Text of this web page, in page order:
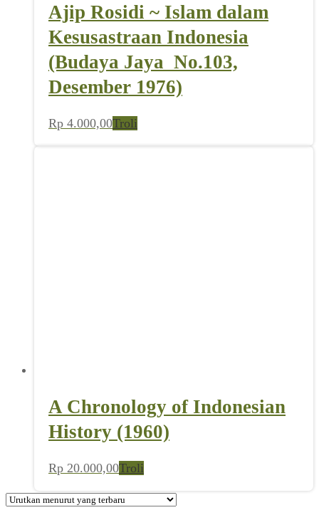
Ajip Rosidi ~ Islam dalam
Kesusastraan Indonesia
(Budaya Jaya_No.103,
Desember 1976)
Rp 4.000,00Troli
A Chronology of Indonesian
History (1960)
Rp 20.000,00Troli